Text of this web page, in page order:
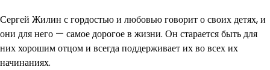
Сергей Жилин с гордостью и любовью говорит о своих детях, и
они для него — самое дорогое в жизни. Он старается быть для
них хорошим отцом и всегда поддерживает их во всех их
начинаниях.